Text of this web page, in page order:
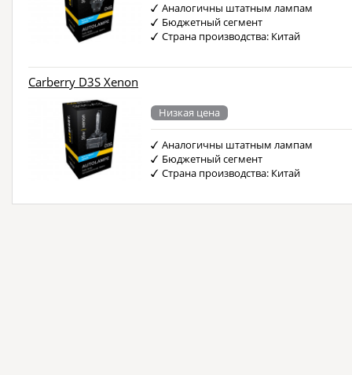
Аналогичны штатным лампам
Бюджетный сегмент
Страна производства: Китай
Carberry D3S Xenon
Низкая цена
Аналогичны штатным лампам
Бюджетный сегмент
Страна производства: Китай